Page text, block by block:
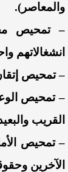
والمعاصر).
– تمحيص
انشغالاتهم
– تمحيص
– تمحيص
القريب
– تمحيص
الآخرين